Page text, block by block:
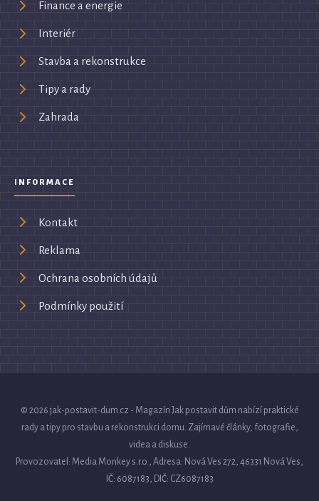
Finance a energie
Interiér
Stavba a rekonstrukce
Tipy a rady
Zahrada
INFORMACE
Kontakt
Reklama
Ochrana osobních údajů
Podmínky použití
© 2026 jak-postavit-dum.cz - Magazín Jak postavit dům nabízí praktické
rady a tipy pro stavbu a rekonstrukci domu. Zajímavé články, fotografie,
videa a diskuse.
Provozovatel: Media Monkey s.r.o., Adresa: Nová Ves 272, 46331 Nová Ves,
IČ: 6087183, DIČ: CZ6087183